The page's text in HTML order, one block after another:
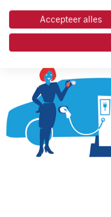
Accepteer alles